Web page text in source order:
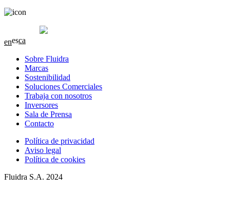
0.06 (+0.3%)
enesca
Sobre Fluidra
Marcas
Sostenibilidad
Soluciones Comerciales
Trabaja con nosotros
Inversores
Sala de Prensa
Contacto
Política de privacidad
Aviso legal
Política de cookies
Fluidra S.A. 2024